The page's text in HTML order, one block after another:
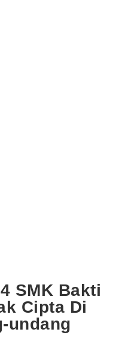
SMK Bakti
Cipta Di
undang​